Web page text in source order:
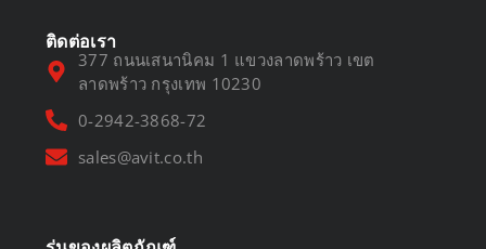
ติดต่อเรา
377 ถนนเสนานิคม 1 แขวงลาดพร้าว เขต
ลาดพร้าว กรุงเทพ 10230
0-2942-3868-72
sales@avit.co.th